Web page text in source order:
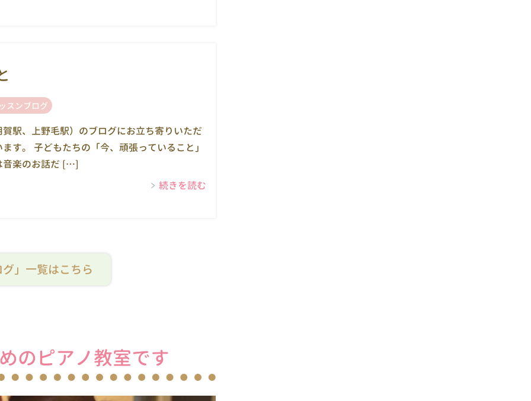
スンブログ
駅、上野毛駅）のブログにお立ち寄りいただ
す。 子どもたちの「今、頑張っていること」
音楽のお話だ […]
続きを読む
」一覧はこちら
のピアノ教室です